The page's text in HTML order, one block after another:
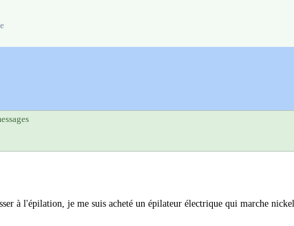
à l'épilation, je me suis acheté un épilateur électrique qui marche